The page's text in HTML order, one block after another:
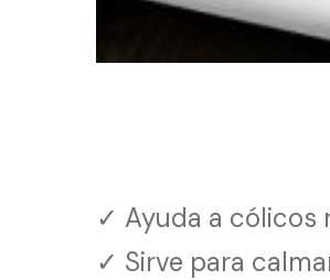
✓ Ayuda a cólicos
✓ Sirve para